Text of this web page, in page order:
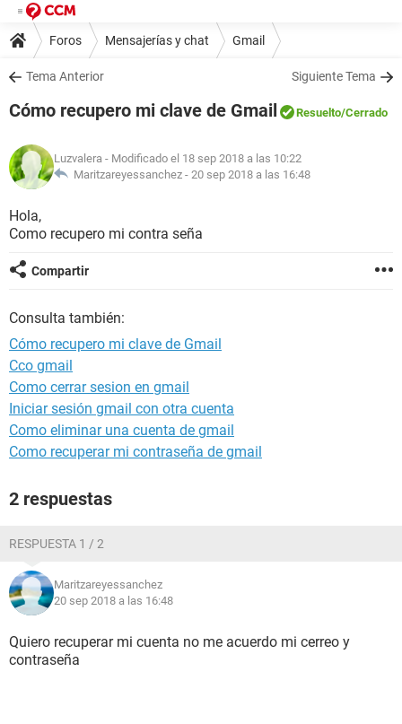
Foros Mensajerías y chat Gmail
Tema Anterior Siguiente Tema
Cómo recupero mi clave de Gmail Resuelto/Cerrado
Luzvalera - Modificado el 18 sep 2018 a las 10:22
Maritzareyessanchez - 20 sep 2018 a las 16:48
Hola,
Como recupero mi contra seña
Compartir
Consulta también:
Cómo recupero mi clave de Gmail
Cco gmail
Como cerrar sesion en gmail
Iniciar sesión gmail con otra cuenta
Como eliminar una cuenta de gmail
Como recuperar mi contraseña de gmail
2 respuestas
RESPUESTA 1 / 2
Maritzareyessanchez
20 sep 2018 a las 16:48
Quiero recuperar mi cuenta no me acuerdo mi cerreo y
contraseña